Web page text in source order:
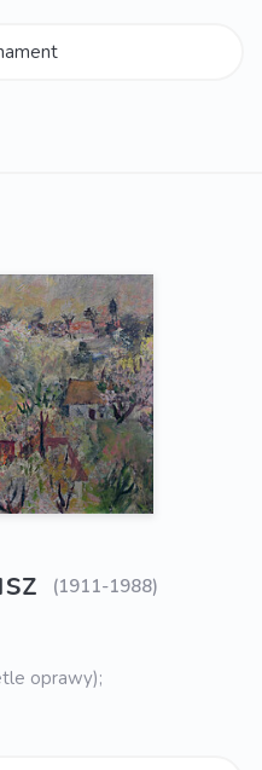
(1911-1988)
oprawy);